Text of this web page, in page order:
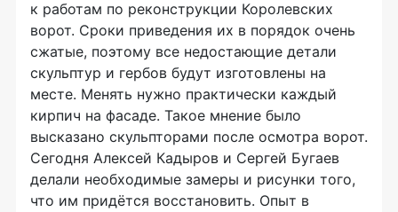
к работам по реконструкции Королевских
ворот. Сроки приведения их в порядок очень
сжатые, поэтому все недостающие детали
скульптур и гербов будут изготовлены на
месте. Менять нужно практически каждый
кирпич на фасаде. Такое мнение было
высказано скульпторами после осмотра ворот.
Сегодня Алексей Кадыров и Сергей Бугаев
делали необходимые замеры и рисунки того,
что им придётся восстановить. Опыт в